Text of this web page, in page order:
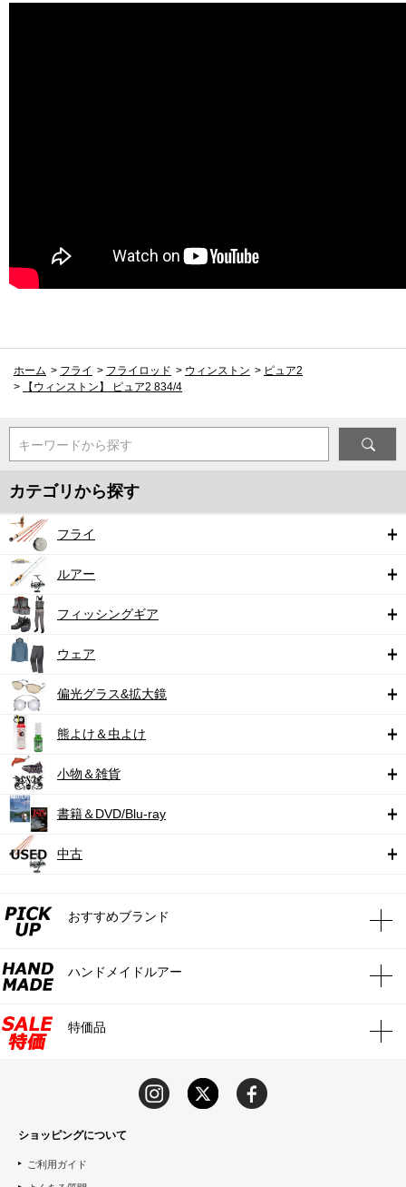
ホーム > フライ > フライロッド > ウィンストン > ピュア2
>
【ウィンストン】 ピュア2 834/4
キーワードから探す
カテゴリから探す
フライ
ルアー
フィッシングギア
ウェア
偏光グラス&拡大鏡
熊よけ＆虫よけ
小物＆雑貨
書籍＆DVD/Blu-ray
中古
おすすめブランド
ハンドメイドルアー
特価品
ショッピングについて
ご利用ガイド